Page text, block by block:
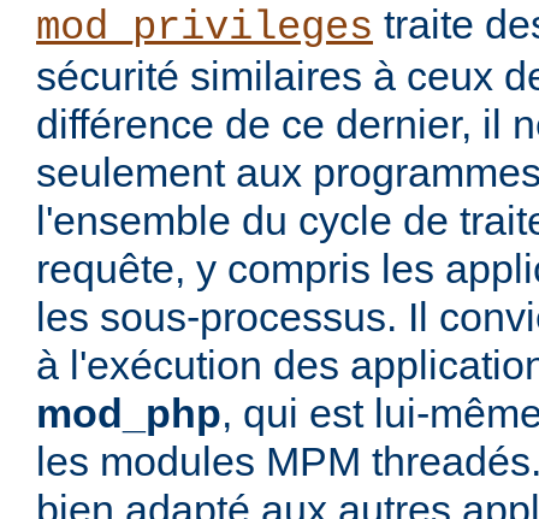
mod_privileges traite
sécurité similaires à ceux
différence de ce dernier, il
seulement aux
l'ensemble du cycle de
requête, y compris les
les sous-processus. Il
à l'exécution des
mod_php, qui est lui-
les modules MPM